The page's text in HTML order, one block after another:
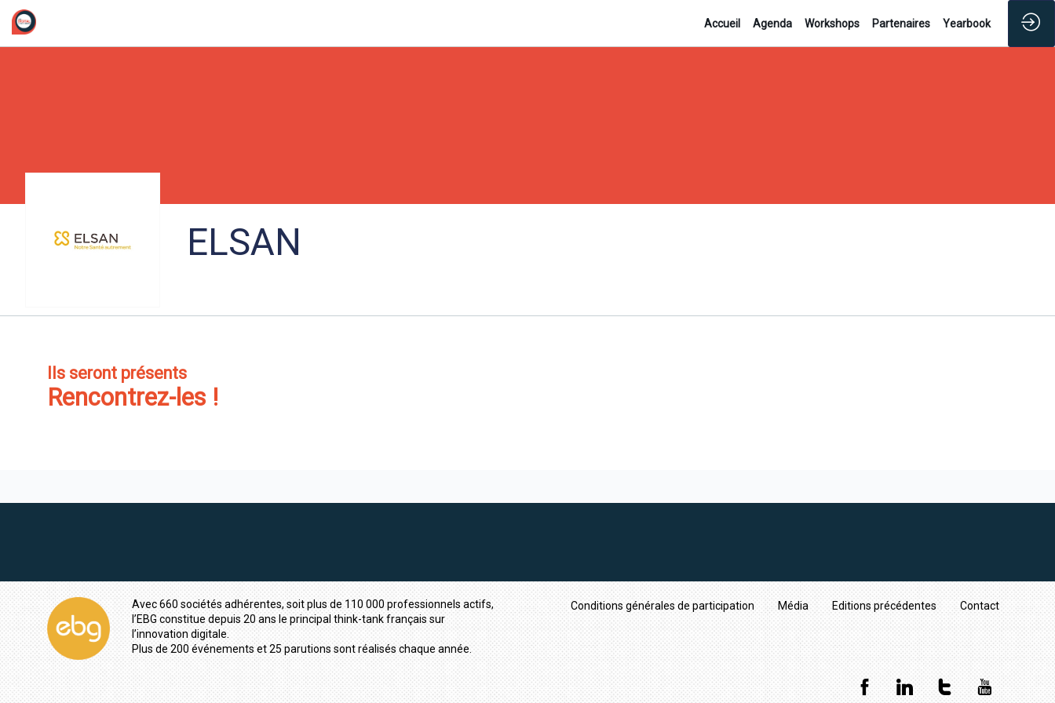
Accueil Agenda Workshops Partenaires Yearbook
ELSAN
Ils seront présents
Rencontrez-les !
Avec 660 sociétés adhérentes, soit plus de 110 000 professionnels actifs,
l’EBG constitue depuis 20 ans le principal think-tank français sur
l’innovation digitale.
Plus de 200 événements et 25 parutions sont réalisés chaque année.
Conditions générales de participation Média Editions précédentes Contact